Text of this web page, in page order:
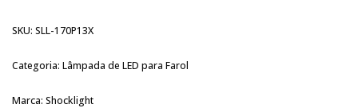
SKU: SLL-170P13X
Categoria: Lâmpada de LED para Farol
Marca: Shocklight